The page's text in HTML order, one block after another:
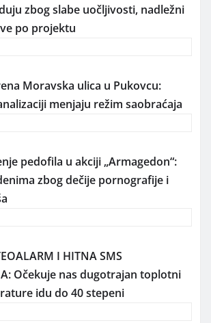
zbog slabe uočljivosti, nadležni
po projektu
Moravska ulica u Pukovcu:
menjaju režim saobraćaja
pedofila u akciji „Armagedon“:
zbog dečije pornografije i
I HITNA SMS
Očekuje nas dugotrajan toplotni
idu do 40 stepeni